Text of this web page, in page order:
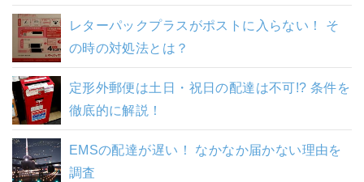
レターパックプラスがポストに入らない！ そ
の時の対処法とは？
定形外郵便は土日・祝日の配達は不可!? 条件を
徹底的に解説！
EMSの配達が遅い！ なかなか届かない理由を
調査